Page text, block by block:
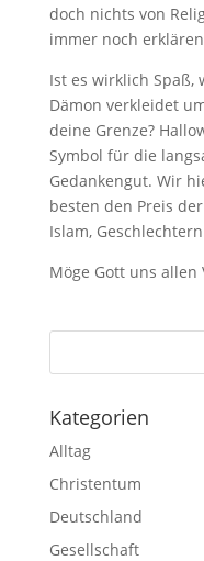
doch nichts von
immer noch
Ist es wirklich Spaß,
Dämon verkleidet
deine Grenze?
Symbol für die
Gedankengut. Wir
besten den Preis
Islam,
Möge Gott uns allen
Kategorien
Alltag
Christentum
Deutschland
Gesellschaft